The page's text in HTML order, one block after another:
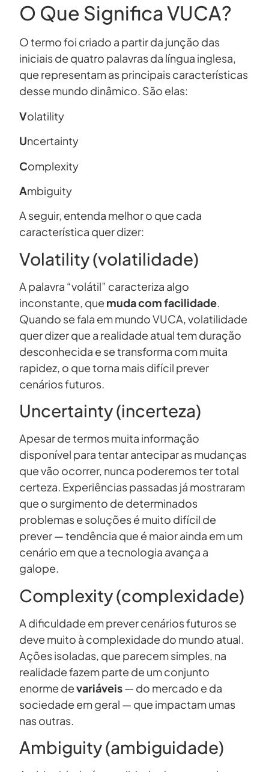
O Que Significa VUCA?
O termo foi criado a partir da junção das
iniciais de quatro palavras da língua inglesa,
que representam as principais características
desse mundo dinâmico. São elas:
Volatility
Uncertainty
Complexity
Ambiguity
A seguir, entenda melhor o que cada
característica quer dizer:
Volatility (volatilidade)
A palavra “volátil” caracteriza algo
inconstante, que muda com facilidade.
Quando se fala em mundo VUCA, volatilidade
quer dizer que a realidade atual tem duração
desconhecida e se transforma com muita
rapidez, o que torna mais difícil prever
cenários futuros.
Uncertainty (incerteza)
Apesar de termos muita informação
disponível para tentar antecipar as mudanças
que vão ocorrer, nunca poderemos ter total
certeza. Experiências passadas já mostraram
que o surgimento de determinados
problemas e soluções é muito difícil de
prever — tendência que é maior ainda em um
cenário em que a tecnologia avança a
galope.
Complexity (complexidade)
A dificuldade em prever cenários futuros se
deve muito à complexidade do mundo atual.
Ações isoladas, que parecem simples, na
realidade fazem parte de um conjunto
enorme devariáveis— do mercado e da
sociedade em geral — que impactam umas
nas outras.
Ambiguity (ambiguidade)